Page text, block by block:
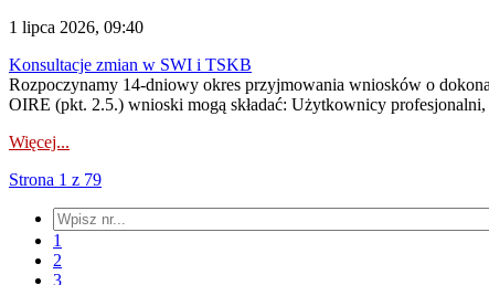
1 lipca 2026, 09:40
Konsultacje zmian w SWI i TSKB
Rozpoczynamy 14-dniowy okres przyjmowania wniosków o
OIRE (pkt. 2.5.) wnioski mogą składać: Użytkownicy
Więcej...
Strona 1 z 79
1
2
3